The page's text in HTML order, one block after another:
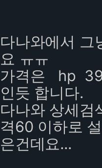
다나와에서 그
요 ㅠㅠ
가격은 hp
인듯 합니다.
다나와 상세검
격60 이하로
은건데요...